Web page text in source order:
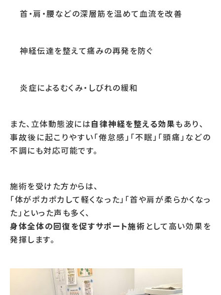
首・肩・腰などの深層筋を温めて血流を改善
神経伝達を整えて痛みの再発を防ぐ
炎症によるむくみ・しびれの緩和
また、立体動態波には自律神経を整える効果もあり、
事故後に起こりやすい「倦怠感」「不眠」「頭痛」などの
不調にも対応可能です。
施術を受けた方からは、
「体がポカポカして軽くなった」「首や肩が柔らかくなっ
た」といった声も多く、
身体全体の回復を促すサポート施術 として高い効果を
発揮します。